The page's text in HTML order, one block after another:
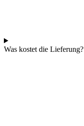
Was kostet die Lieferung?